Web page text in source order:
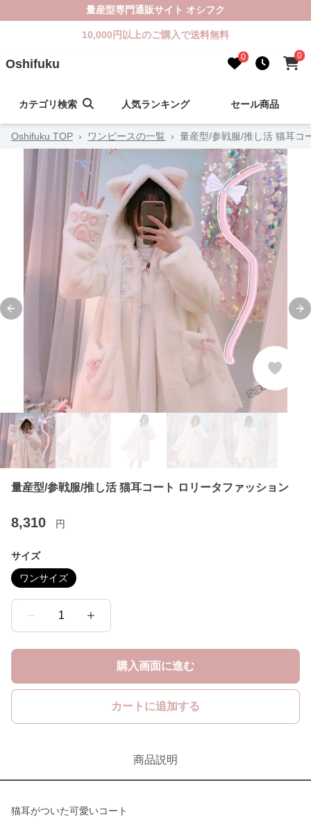
量産型専門通販サイト オシフク
10,000円以上のご購入で送料無料
Oshifuku 0 0
カテゴリ検索 人気ランキング セール商品
Oshifuku TOP › ワンピースの一覧 › 量産型/参戦服/推し活 猫耳コ
Previous slide
量産型/参戦服/推し活 猫耳コート ロリータファッション
8,310 円
サイズ
ワンサイズ
1
購入画面に進む
カートに追加する
商品説明
猫耳がついた可愛いコート